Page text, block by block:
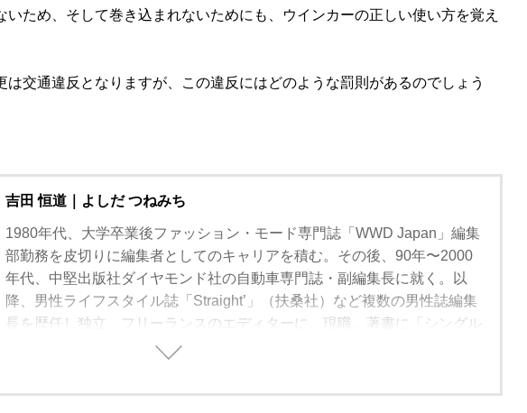
いため、そして巻き込まれないためにも、ウインカーの正しい使い方を覚え
は交通違反となりますが、この違反にはどのような罰則があるのでしょう
吉田 恒道｜よしだ つねみち
1980年代、大学卒業後ファッション・モード専門誌「WWD Japan」編集
部勤務を皮切りに編集者としてのキャリアを積む。その後、90年〜2000
年代、中堅出版社ダイヤモンド社の自動車専門誌・副編集長に就く。以
降、男性ライフスタイル誌「Straight’」（扶桑社）など複数の男性誌編集
長を歴任し独立、フリーランスのエディターに、現職。著書に「シングル
モルトの愉しみ方」（学習研究社）がある。